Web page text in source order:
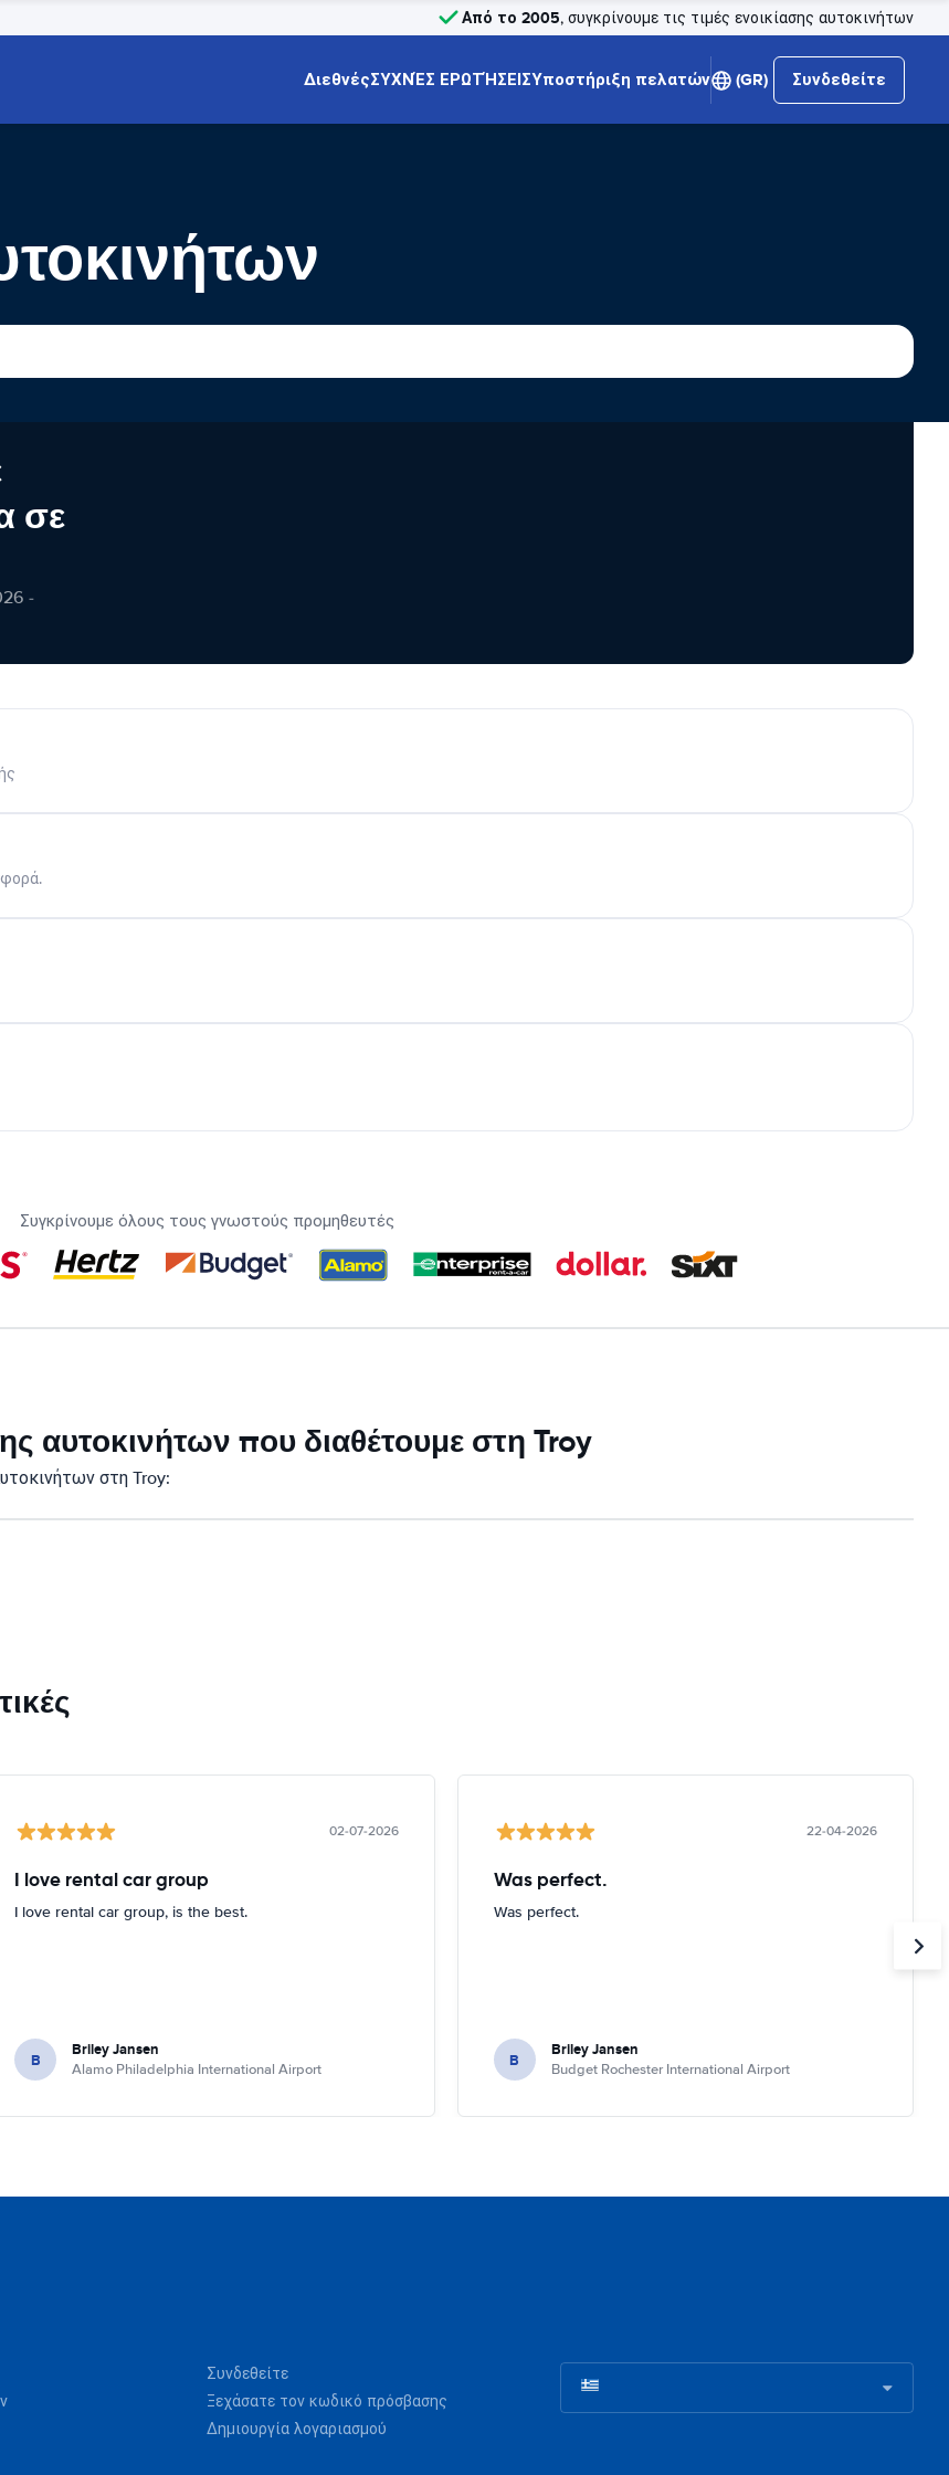
Από το 2005, συγκρίνουμε τις τιμές ενοικίασης αυτοκινήτων
ΔιεθνέςΣΥΧΝΈΣ ΕΡΩΤΉΣΕΙΣΥποστήριξη πελατών (GR) Συνδεθείτε
σε
-
Συγκρίνουμε όλους τους γνωστούς προμηθευτές
αυτοκινήτων που διαθέτουμε στη Troy
στη Troy:
02-07-2026
I love rental car group
I love rental car group, is the best.
B Briley Jansen
Alamo Philadelphia International Airport
22-04-2026
Was perfect.
Was perfect.
B Briley Jansen
Budget Rochester International Airport
Συνδεθείτε
Ξεχάσατε τον κωδικό πρόσβασης
Δημιουργία λογαριασμού